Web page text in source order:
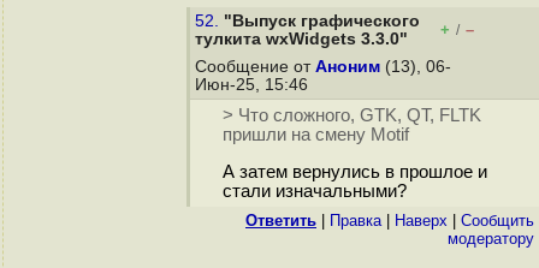
52. "Выпуск графического
тулкита wxWidgets 3.3.0"
+ / –
Сообщение от Аноним (13), 06-
Июн-25, 15:46
> Что сложного, GTK, QT, FLTK
пришли на смену Motif
А затем вернулись в прошлое и
стали изначальными?
Ответить Правка| Наверх
Cообщить
модератору